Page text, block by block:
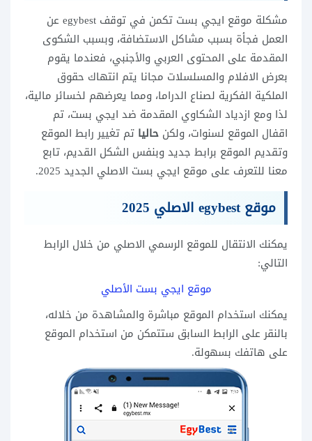
مشكلة موقع ايجي بست تكمن في توقف egybest عن
العمل فجأة بسبب مشاكل الاستضافة، وبسبب الشكوى
المقدمة على المحتوى العربي والأجنبي، فعندما يقوم
بعرض الافلام والمسلسلات مجانا يتم انتهاك حقوق
الملكية الفكرية لصناع الدراما، ومما يعرضهم لخسائر مالية،
لذا ومع ازدياد الشكاوي المقدمة ضد ايجي بست، تم
اقفال الموقع لسنوات، ولكن حاليا تم تغيير رابط الموقع
وتقديم الموقع برابط جديد وبنفس الشكل القديم، تابع
معنا للتعرف على موقع ايجي بست الاصلي الجديد 2025.
موقع egybest الاصلي 2025
يمكنك الانتقال للموقع الرسمي الاصلي من خلال الرابط
التالي:
موقع ايجي بست الأصلي
يمكنك استخدام الموقع مباشرة والمشاهدة من خلاله،
بالنقر على الرابط السابق ستتمكن من استخدام الموقع
على هاتفك بسهولة.